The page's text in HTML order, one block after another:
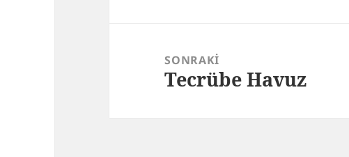
SONRAKI
Sonraki
Tecrübe Havuz